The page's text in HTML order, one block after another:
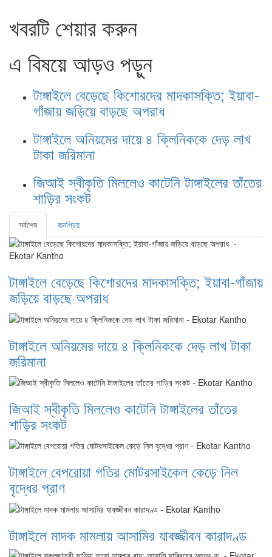
খবরটি শেয়ার করুন
এ বিষয়ে আড়ও পড়ুন
টাঙ্গাইলে বেড়েছে কিশোরদের মাদকাসক্তি; ইয়াবা-
গাঁজায় জড়িয়ে বাড়ছে অপরাধ
টাঙ্গাইলে অনিয়মের দায়ে ৪ ক্লিনিককে দেড় লাখ
টাকা জরিমানা
জিআই স্বীকৃতি মিললেও কাটেনি টাঙ্গাইলের তাঁতের
শাড়ির সংকট
সর্বশেষ জনপ্রিয়
টাঙ্গাইলে বেড়েছে কিশোরদের মাদকাসক্তি; ইয়াবা-গাঁজায়
জড়িয়ে বাড়ছে অপরাধ
টাঙ্গাইলে অনিয়মের দায়ে ৪ ক্লিনিককে দেড় লাখ টাকা
জরিমানা
জিআই স্বীকৃতি মিললেও কাটেনি টাঙ্গাইলের তাঁতের
শাড়ির সংকট
টাঙ্গাইলে বেপরোয়া গতির মোটরসাইকেল কেড়ে নিল
বৃদ্ধের প্রাণ
টাঙ্গাইলে মাদক মামলায় আসামির যাবজ্জীবন কারাদণ্ড